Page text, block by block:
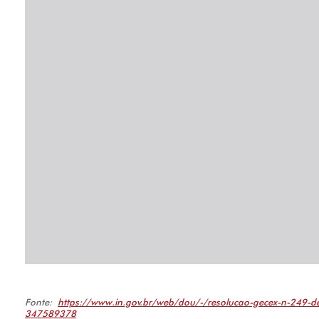
Fonte: https://www.in.gov.br/web/dou/-/resolucao-gecex-n-249-
347589378